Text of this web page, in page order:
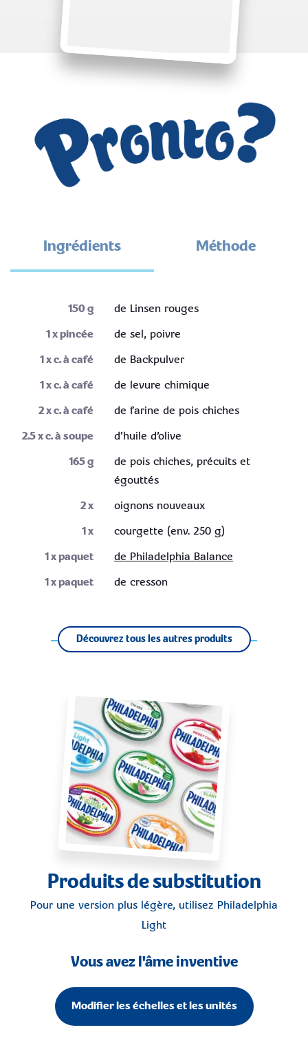
Ingrédients Méthode
150g
de Linsen rouges
1x pincée
de sel, poivre
1x c. à café
de Backpulver
1x c. à café
de levure chimique
2x c. à café
de farine de pois chiches
2.5x c. à soupe
d'huile d’olive
165g
de pois chiches, précuits et
égouttés
2x
oignons nouveaux
1x
courgette (env. 250 g)
1x paquet
de Philadelphia Balance
1x paquet de cresson
Découvrez tous les autres produits
Produits de substitution
Pour une version plus légère, utilisez Philadelphia
Light
Vous avez l'âme inventive
Modifier les échelles et les unités